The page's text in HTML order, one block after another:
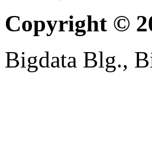
Copyright ©
Bigdata Blg.,